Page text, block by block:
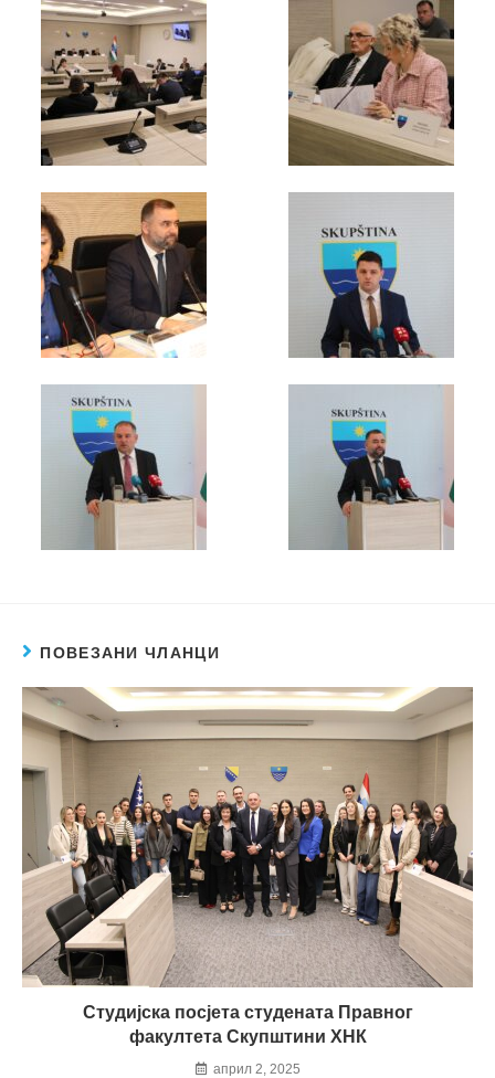
ПОВЕЗАНИ ЧЛАНЦИ
Студијска посјета студената Правног
факултета Скупштини ХНК
април 2, 2025